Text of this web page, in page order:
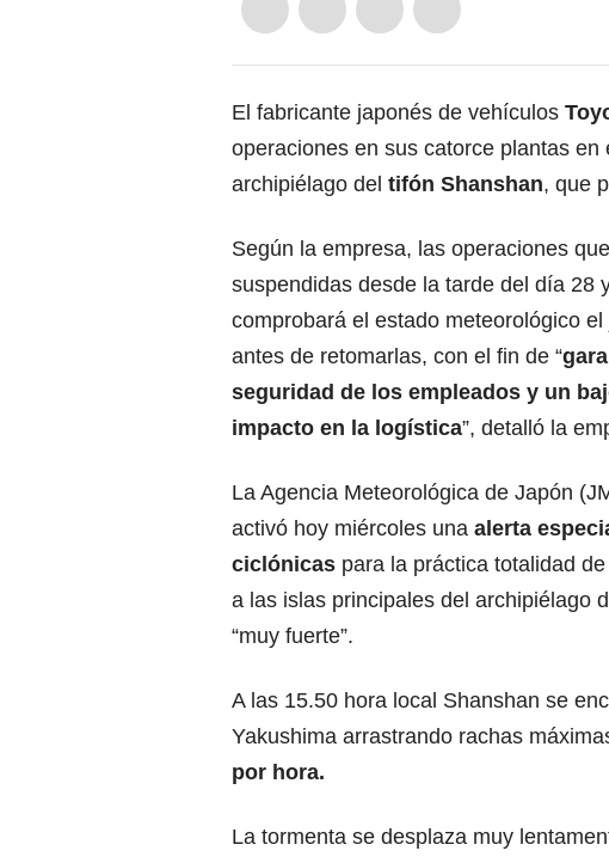
El fabricante japonés de vehículos
operaciones en sus catorce plantas
archipiélago del tifón Shanshan, que
Según la empresa, las operaciones
suspendidas desde la tarde del día 28
comprobará el estado meteorológico el
antes de retomarlas, con el fin de “
seguridad de los empleados y un
impacto en la logística”, detalló la
La Agencia Meteorológica de Japón
activó hoy miércoles una alerta
ciclónicas para la práctica totalidad
a las islas principales del archipiélago
“muy fuerte”.
A las 15.50 hora local Shanshan se
Yakushima arrastrando rachas
por hora.
La tormenta se desplaza muy